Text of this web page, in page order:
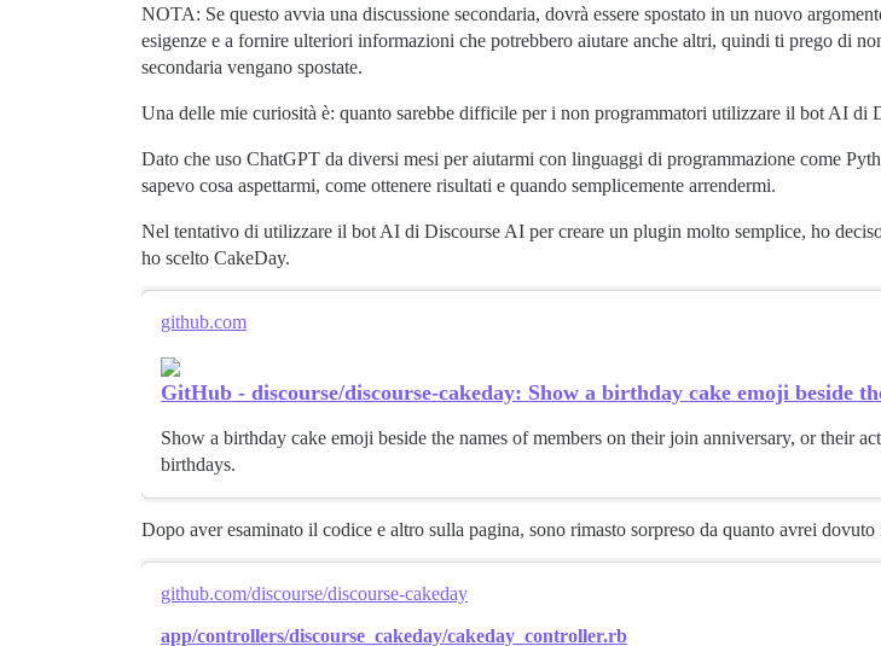
NOTA: Se questo avvia una discussione secondaria, dovrà essere spostato in un nuovo
esigenze e a fornire ulteriori informazioni che potrebbero aiutare anche altri, quindi ti prego di
secondaria vengano spostate.
Una delle mie curiosità è: quanto sarebbe difficile per i non programmatori utilizzare il bot AI di
Dato che uso ChatGPT da diversi mesi per aiutarmi con linguaggi di programmazione come
sapevo cosa aspettarmi, come ottenere risultati e quando semplicemente arrendermi.
Nel tentativo di utilizzare il bot AI di Discourse AI per creare un plugin molto semplice, ho
ho scelto CakeDay.
github.com
GitHub - discourse/discourse-cakeday: Show a birthday cake emoji beside
Show a birthday cake emoji beside the names of members on their join anniversary, or their
birthdays.
Dopo aver esaminato il codice e altro sulla pagina, sono rimasto sorpreso da quanto avrei
github.com/discourse/discourse-cakeday
app/controllers/discourse_cakeday/cakeday_controller.rb